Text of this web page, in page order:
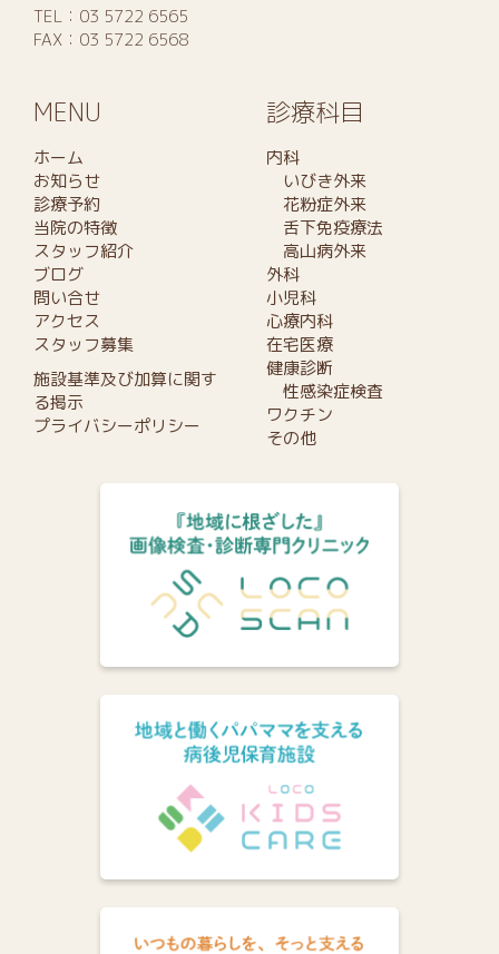
TEL： 03 5722 6565
FAX：03 5722 6568
MENU
ホーム
お知らせ
診療予約
当院の特徴
スタッフ紹介
ブログ
問い合せ
アクセス
スタッフ募集
施設基準及び加算に関す
る掲示
プライバシーポリシー
診療科目
内科
いびき外来
花粉症外来
舌下免疫療法
高山病外来
外科
小児科
心療内科
在宅医療
健康診断
性感染症検査
ワクチン
その他